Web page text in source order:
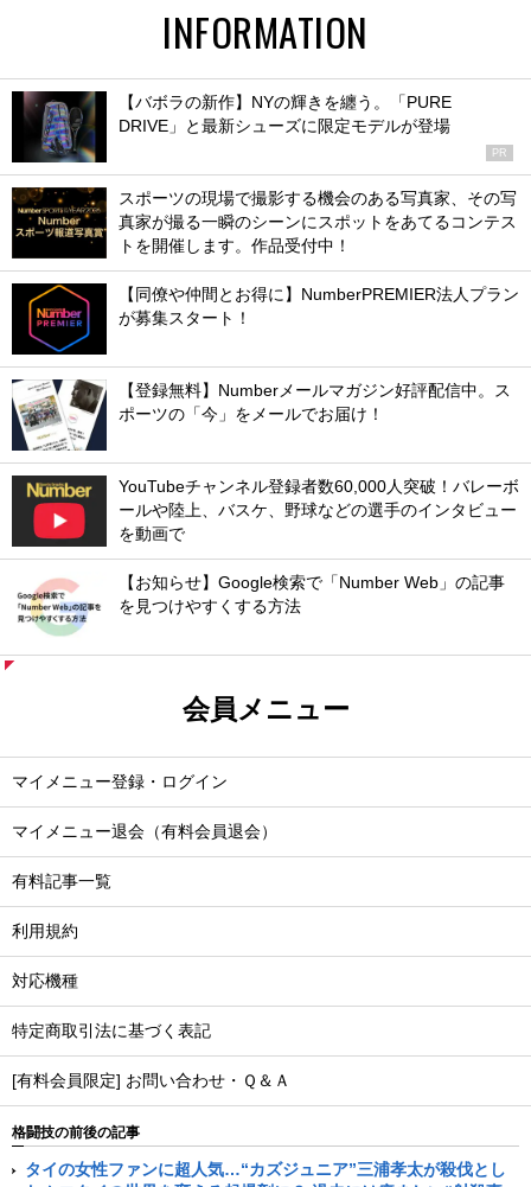
INFORMATION
【バボラの新作】NYの輝きを纏う。「PURE
DRIVE」と最新シューズに限定モデルが登場
PR
スポーツの現場で撮影する機会のある写真家、その写
真家が撮る一瞬のシーンにスポットをあてるコンテス
トを開催します。作品受付中！
【同僚や仲間とお得に】NumberPREMIER法人プラン
が募集スタート！
【登録無料】Numberメールマガジン好評配信中。ス
ポーツの「今」をメールでお届け！
YouTubeチャンネル登録者数60,000人突破！バレーボ
ールや陸上、バスケ、野球などの選手のインタビュー
を動画で
【お知らせ】Google検索で「Number Web」の記事
を見つけやすくする方法
会員メニュー
マイメニュー登録・ログイン
マイメニュー退会（有料会員退会）
有料記事一覧
利用規約
対応機種
特定商取引法に基づく表記
[有料会員限定] お問い合わせ・Ｑ＆Ａ
格闘技の前後の記事
タイの女性ファンに超人気…“カズジュニア”三浦孝太が殺伐とし